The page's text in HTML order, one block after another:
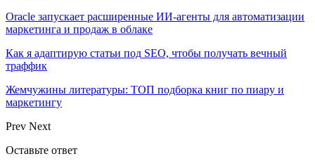
Oracle запускает расширенные ИИ‑агенты для автоматизации
маркетинга и продаж в облаке
Как я адаптирую статьи под SEO, чтобы получать вечный
траффик
Жемчужины литературы: ТОП подборка книг по пиару и
маркетингу
Prev Next
Оставьте ответ